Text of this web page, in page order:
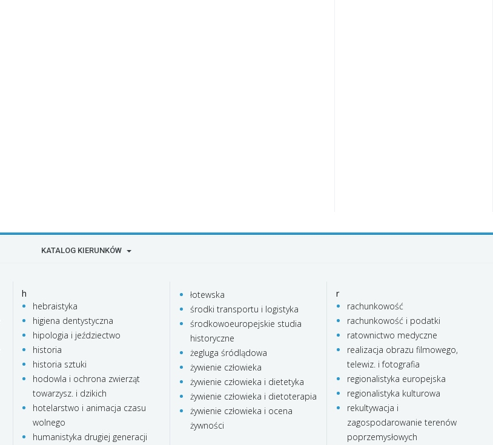
KATALOG KIERUNKÓW
h
hebraistyka
higiena dentystyczna
hipologia i jeździectwo
historia
historia sztuki
hodowla i ochrona zwierząt
towarzysz. i dzikich
hotelarstwo i animacja czasu
wolnego
humanistyka drugiej generacji
łotewska
środki transportu i logistyka
środkowoeuropejskie studia
historyczne
żegluga śródlądowa
żywienie człowieka
żywienie człowieka i dietetyka
żywienie człowieka i dietoterapia
żywienie człowieka i ocena
żywności
r
rachunkowość
rachunkowość i podatki
ratownictwo medyczne
realizacja obrazu filmowego,
telewiz. i fotografia
regionalistyka europejska
regionalistyka kulturowa
rekultywacja i
zagospodarowanie terenów
poprzemysłowych